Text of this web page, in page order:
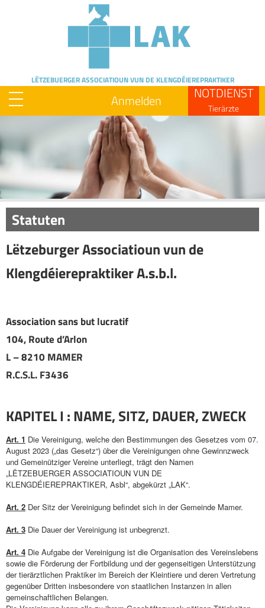
LËTZEBUERGER ASSOCIATIOUNVUN DE KLENGDÉIEREPRAKTIKER
NOTDIENST
Tierärzte
Anmelden
Image
Statuten
Lëtzeburger Associatioun vun de
Klengdéierepraktiker A.s.b.l.
Association sans but lucratif
104, Route d’Arlon
L – 8210 MAMER
R.C.S.L. F3436
KAPITEL I : NAME, SITZ, DAUER, ZWECK
Art. 1 Die Vereinigung, welche den Bestimmungen des Gesetzes vom 07.
August 2023 („das Gesetz“) über die Vereinigungen ohne Gewinnzweck
und Gemeinütziger Vereine unterliegt, trägt den Namen
„LËTZEBUERGER ASSOCIATIOUN VUN DE
KLENGDÉIEREPRAKTIKER, Asbl“, abgekürzt „LAK“.
Art. 2 Der Sitz der Vereinigung befindet sich in der Gemeinde Mamer.
Art. 3 Die Dauer der Vereinigung ist unbegrenzt.
Art. 4 Die Aufgabe der Vereinigung ist die Organisation des Vereinslebens
sowie die Förderung der Fortbildung und der gegenseitigen Unterstützung
der tierärztlichen Praktiker im Bereich der Kleintiere und deren Vertretung
gegenüber Dritten insbesondere von staatlichen Instanzen in allen
gemeinschaftlichen Belangen.